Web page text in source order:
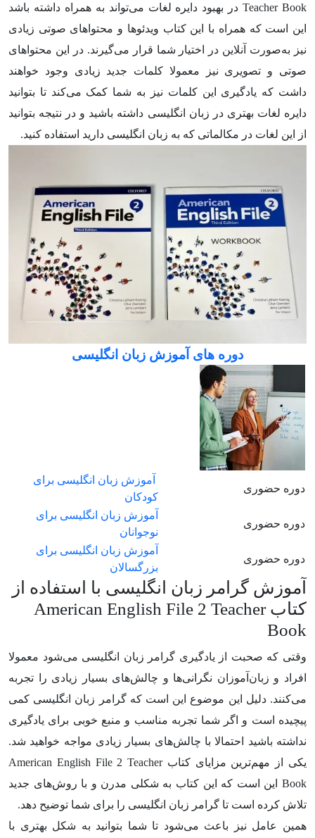
Teacher Book در بهبود دایره لغات می‌تواند به همراه داشته باشد
این است که همراه با این کتاب ویدئوها و محتواهای صوتی زیادی
نیز به‌صورت آنلاین در اختیار شما قرار می‌گیرند. در این محتواهای
صوتی و تصویری نیز معمولا کلمات جدید زیادی وجود خواهند
داشت که یادگیری این کلمات نیز به شما کمک می‌کند تا بتوانید
دایره لغات بهتری در زبان انگلیسی داشته باشید و در نتیجه بتوانید
از این لغات در مکالماتی که به زبان انگلیسی دارید استفاده کنید.
دوره های آموزش زبان انگلیسی
دوره حضوری
آموزش زبان انگلیسی برای
کودکان
دوره حضوری
آموزش زبان انگلیسی برای
نوجوانان
دوره حضوری
آموزش زبان انگلیسی برای
بزرگسالان
آموزش گرامر زبان انگلیسی با استفاده از
کتاب American English File 2 Teacher
Book
وقتی که صحبت از یادگیری گرامر زبان انگلیسی می‌شود معمولا
افراد و زبان‌آموزان نگرانی‌ها و چالش‌های بسیار زیادی را تجربه
می‌کنند. دلیل این موضوع این است که گرامر زبان انگلیسی کمی
پیچیده است و اگر شما تجربه مناسب و منبع خوبی برای یادگیری
نداشته باشید احتمالا با چالش‌های بسیار زیادی مواجه خواهید شد.
یکی از مهم‌ترین مزایای کتاب American English File 2 Teacher
Book این است که این کتاب به شکلی مدرن و با روش‌های جدید
تلاش کرده است تا گرامر زبان انگلیسی را برای شما توضیح دهد.
همین عامل نیز باعث می‌شود تا شما بتوانید به شکل بهتری با